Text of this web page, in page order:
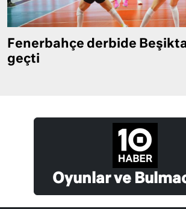
Fenerbahçe derbide
geçti
Oyunlar ve